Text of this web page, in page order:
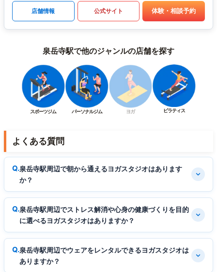
店舗情報 公式サイト 体験・相談予約
泉岳寺駅で他のジャンルの店舗を探す
スポーツジム パーソナルジム ヨガ ピラティス
よくある質問
泉岳寺駅周辺で朝から通えるヨガスタジオはあります
か？
泉岳寺駅周辺でストレス解消や心身の健康づくりを目的
に選べるヨガスタジオはありますか？
泉岳寺駅周辺でウェアをレンタルできるヨガスタジオは
ありますか？